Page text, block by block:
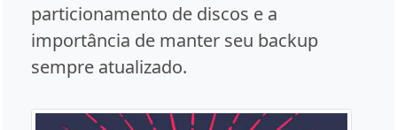
particionamento de discos e a
importância de manter seu backup
sempre atualizado.